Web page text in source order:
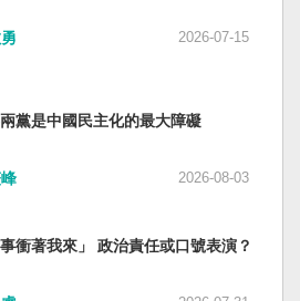
當他們離開家園時，公共制度
2026-07-15
黨是中國民主化的最大障礙
2026-08-03
事衝著我來」 政治責任或口號表演？